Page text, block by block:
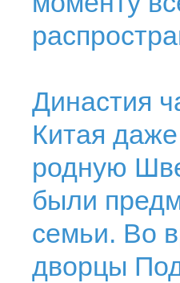
Династия
Китая
родную
были
семьи. Во
дворцы